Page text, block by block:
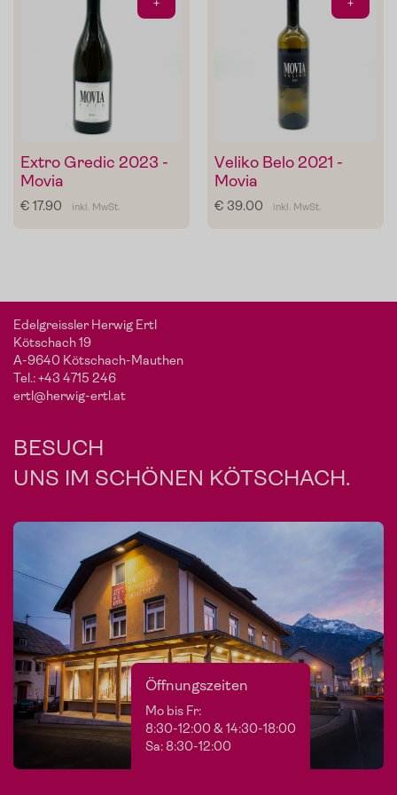
+
Extro Gredic 2023 -
Movia
€ 17.90 inkl. MwSt.
+
Veliko Belo 2021 -
Movia
€ 39.00 inkl. MwSt.
Edelgreissler Herwig Ertl
Kötschach 19
A-9640 Kötschach-Mauthen
Tel.:+43 4715 246
ertl@herwig-ertl.at
BESUCH
UNS IM SCHÖNEN KÖTSCHACH.
Öffnungszeiten
Mo bis Fr:
8:30-12:00 & 14:30-18:00
Sa: 8:30-12:00